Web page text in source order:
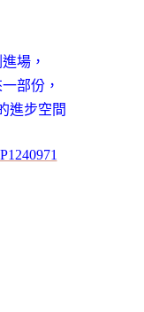
場，
部份，
進步空間